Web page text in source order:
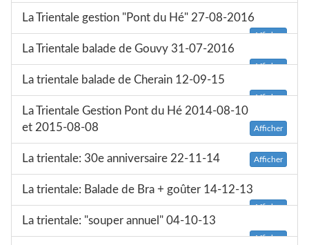
La Trientale gestion "Pont du Hé" 27-08-2016
Afficher
La Trientale balade de Gouvy 31-07-2016
Afficher
La trientale balade de Cherain 12-09-15
Afficher
La Trientale Gestion Pont du Hé 2014-08-10
et 2015-08-08
Afficher
La trientale: 30e anniversaire 22-11-14 Afficher
La trientale: Balade de Bra + goûter 14-12-13
Afficher
La trientale: "souper annuel" 04-10-13
Afficher